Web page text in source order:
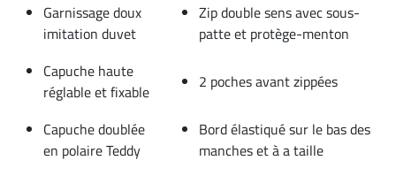
Garnissage doux
imitation duvet
Zip double sens avec sous-
patte et protège-menton
Capuche haute
réglable et fixable
2 poches avant zippées
Capuche doublée
en polaire Teddy
Bord élastiqué sur le bas des
manches et à a taille